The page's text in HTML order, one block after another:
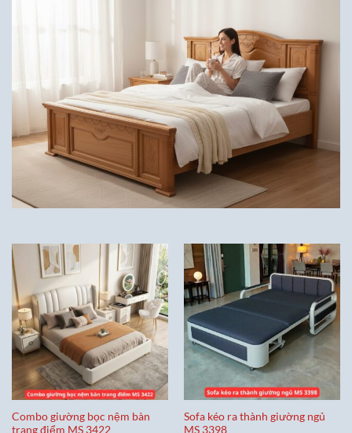
Combo giường bọc nệm bàn
trang điểm MS 3422
Sofa kéo ra thành giường ngủ
MS 3398